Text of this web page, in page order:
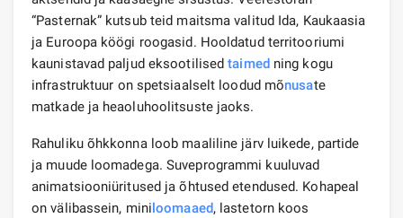
“Pasternak” kutsub teid maitsma valitud Ida, Kaukaasia
ja Euroopa köögi roogasid. Hooldatud territooriumi
kaunistavad paljud eksootilisedtaimedning kogu
infrastruktuur on spetsiaalselt loodud mõnusate
matkade ja heaoluhoolitsuste jaoks.
Rahuliku õhkkonna loob maaliline järv luikede, partide
ja muude loomadega. Suveprogrammi kuuluvad
animatsiooniüritused ja õhtused etendused. Kohapeal
on välibassein, miniloomaaed, lastetorn koos